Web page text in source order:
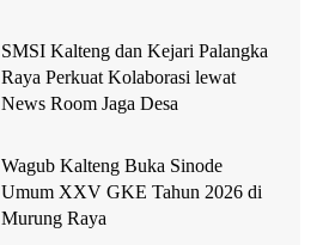
SMSI Kalteng dan Kejari Palangka
Raya Perkuat Kolaborasi lewat
News Room Jaga Desa
Wagub Kalteng Buka Sinode
Umum XXV GKE Tahun 2026 di
Murung Raya